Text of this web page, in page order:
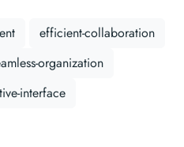
efficient-collaboration
organization
interface